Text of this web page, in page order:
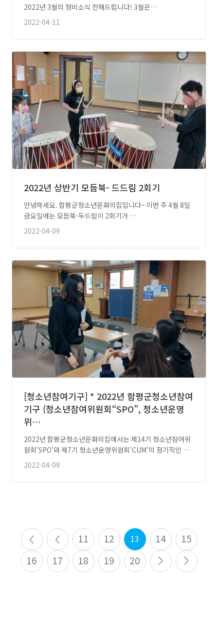
2022년 3월의 청비소식 전해드립니다! 3월은…
2022-04-11
2022년 상반기 모듬북- 드드림 2회기
안녕하세요. 함평군청소년문화의집입니다~ 이번 주 4월 8일
금요일에는 모듬북-두드림이 2회기가 …
2022-04-09
[청소년참여기구] * 2022년 함평군청소년참여
기구 ( 청소년참여위원회 “SPO”, 청소년운영
위…
2022년 함평군청소년문화의집에서는 제14기 청소년참여위
원회'SPO'와 제7기 청소년운영위원회'CUM'의 정기적인 회
의가 …
2022-04-09
11 12 13 14
15
16
17 18 19 20